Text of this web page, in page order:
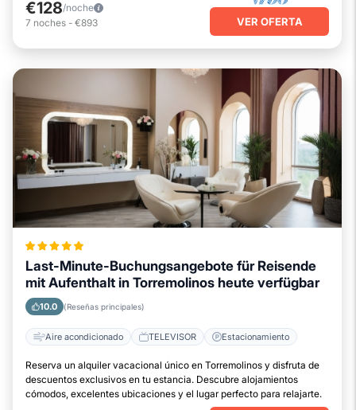
€128/noche
7 noches - €893 VER OFERTA
Last-Minute-Buchungsangebote für Reisende
mit Aufenthalt in Torremolinos heute verfügbar
10.0 (Reseñas principales)
Aire acondicionado TELEVISOR Estacionamiento
Reserva un alquiler vacacional único en Torremolinos y disfruta de
descuentos exclusivos en tu estancia. Descubre alojamientos
cómodos, excelentes ubicaciones y el lugar perfecto para relajarte.